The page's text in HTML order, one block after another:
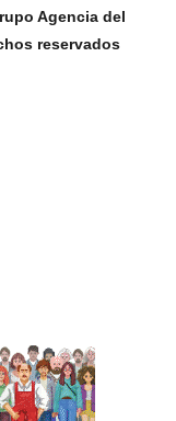
Agencia del
reservados